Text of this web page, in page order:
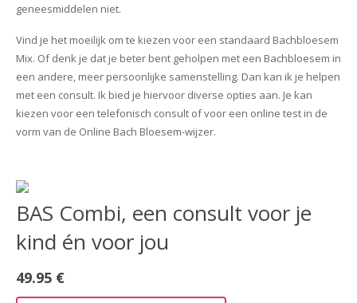
geneesmiddelen niet.
Vind je het moeilijk om te kiezen voor een standaard Bachbloesem
Mix. Of denk je dat je beter bent geholpen met een Bachbloesem in
een andere, meer persoonlijke samenstelling. Dan kan ik je helpen
met een consult. Ik bied je hiervoor diverse opties aan. Je kan
kiezen voor een telefonisch consult of voor een online test in de
vorm van de Online Bach Bloesem-wijzer.
BAS Combi, een consult voor je
kind én voor jou
49.95 €